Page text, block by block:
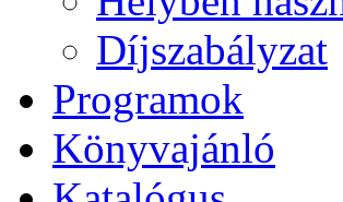
Díjszabályzat
Programok
Könyvajánló